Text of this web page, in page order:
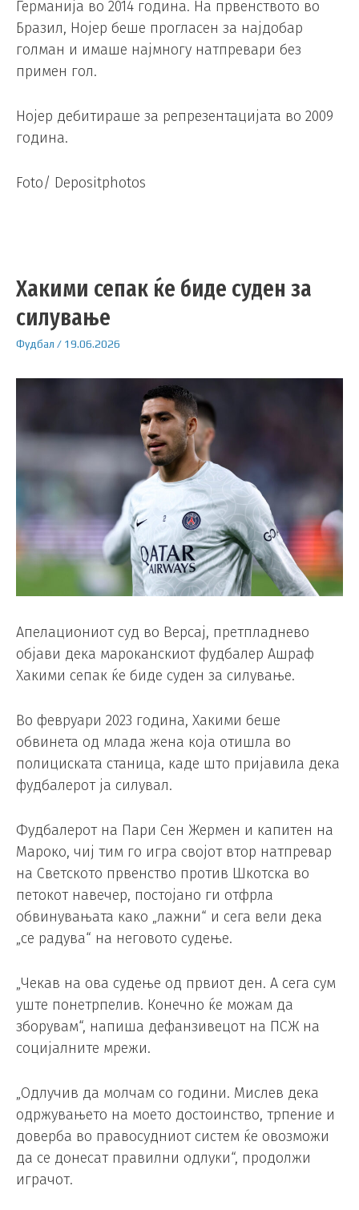
Германија во 2014 година. На првенството во
Бразил, Нојер беше прогласен за најдобар
голман и имаше најмногу натпревари без
примен гол.
Нојер дебитираше за репрезентацијата во 2009
година.
Foto/ Depositphotos
Хакими сепак ќе биде суден за
силување
Фудбал / 19.06.2026
Апелациониот суд во Версај, претпладнево
објави дека мароканскиот фудбалер Ашраф
Хакими сепак ќе биде суден за силување.
Во февруари 2023 година, Хакими беше
обвинета од млада жена која отишла во
полициската станица, каде што пријавила дека
фудбалерот ја силувал.
Фудбалерот на Пари Сен Жермен и капитен на
Мароко, чиј тим го игра својот втор натпревар
на Светското првенство против Шкотска во
петокот навечер, постојано ги отфрла
обвинувањата како „лажни“ и сега вели дека
„се радува“ на неговото судење.
„Чекав на ова судење од првиот ден. А сега сум
уште понетрпелив. Конечно ќе можам да
зборувам“, напиша дефанзивецот на ПСЖ на
социјалните мрежи.
„Одлучив да молчам со години. Мислев дека
одржувањето на моето достоинство, трпение и
доверба во правосудниот систем ќе овозможи
да се донесат правилни одлуки“, продолжи
играчот.